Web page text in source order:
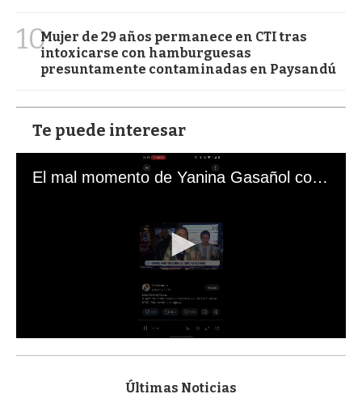
10Mujer de 29 años permanece en CTI tras
intoxicarse con hamburguesas
presuntamente contaminadas en Paysandú
Te puede interesar
El mal momento de Yanina Gasañol con un hincha argentino en "Subrayado"
s
Últimas Noticias